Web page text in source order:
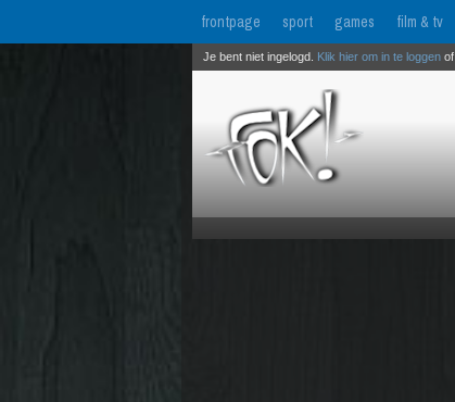
frontpage sport games film & tv
Je bent niet ingelogd. Klik hier om in te loggen of